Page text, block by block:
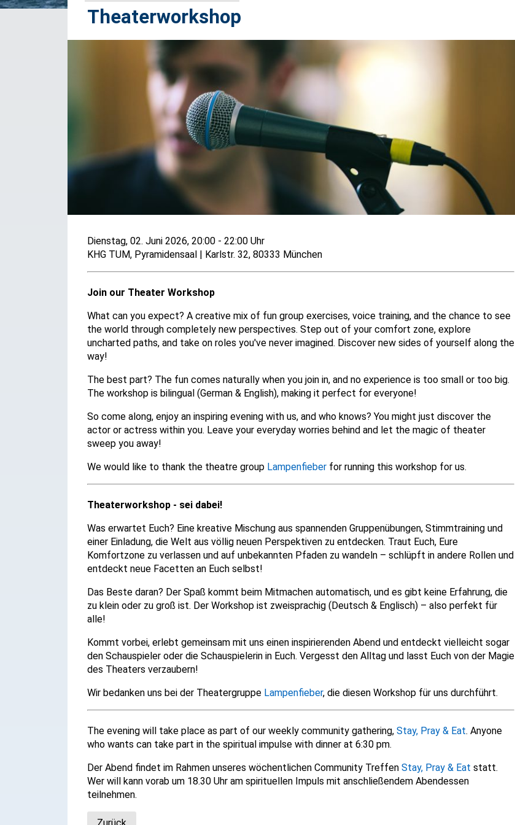
Theaterworkshop
Dienstag, 02. Juni 2026, 20:00 - 22:00 Uhr
KHG TUM, Pyramidensaal
Karlstr. 32, 80333 München
Join our Theater Workshop
What can you expect? A creative mix of fun group exercises, voice training, and the chance to see
the world through completely new perspectives. Step out of your comfort zone, explore
uncharted paths, and take on roles you've never imagined. Discover new sides of yourself along the
way!
The best part? The fun comes naturally when you join in, and no experience is too small or too big.
The workshop is bilingual (German & English), making it perfect for everyone!
So come along, enjoy an inspiring evening with us, and who knows? You might just discover the
actor or actress within you. Leave your everyday worries behind and let the magic of theater
sweep you away!
We would like to thank the theatre group Lampenfieber for running this workshop for us.
Theaterworkshop - sei dabei!
Was erwartet Euch? Eine kreative Mischung aus spannenden Gruppenübungen, Stimmtraining und
einer Einladung, die Welt aus völlig neuen Perspektiven zu entdecken. Traut Euch, Eure
Komfortzone zu verlassen und auf unbekannten Pfaden zu wandeln – schlüpft in andere Rollen und
entdeckt neue Facetten an Euch selbst!
Das Beste daran? Der Spaß kommt beim Mitmachen automatisch, und es gibt keine Erfahrung, die
zu klein oder zu groß ist. Der Workshop ist zweisprachig (Deutsch & Englisch) – also perfekt für
alle!
Kommt vorbei, erlebt gemeinsam mit uns einen inspirierenden Abend und entdeckt vielleicht sogar
den Schauspieler oder die Schauspielerin in Euch. Vergesst den Alltag und lasst Euch von der Magie
des Theaters verzaubern!
Wir bedanken uns bei der Theatergruppe Lampenfieber, die diesen Workshop für uns durchführt.
The evening will take place as part of our weekly community gathering, Stay, Pray & Eat. Anyone
who wants can take part in the spiritual impulse with dinner at 6:30 pm.
Der Abend findet im Rahmen unseres wöchentlichen Community Treffen Stay, Pray & Eat statt.
Wer will kann vorab um 18.30 Uhr am spirituellen Impuls mit anschließendem Abendessen
teilnehmen.